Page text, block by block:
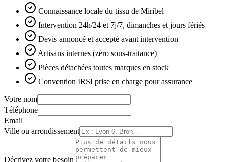
Connaissance locale du tissu de Miribel
Intervention 24h/24 et 7j/7, dimanches et jours fériés
Devis annoncé et accepté avant intervention
Artisans internes (zéro sous-traitance)
Pièces détachées toutes marques en stock
Convention IRSI prise en charge pour assurance
Votre nom
Téléphone
Email
Ville ou arrondissement
Décrivez votre besoin